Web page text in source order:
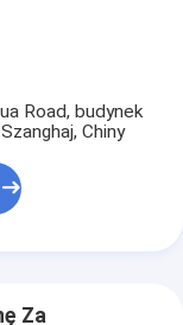
Road, budynek
Chiny
Za